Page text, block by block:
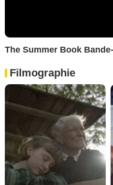
The Summer Book
Filmographie